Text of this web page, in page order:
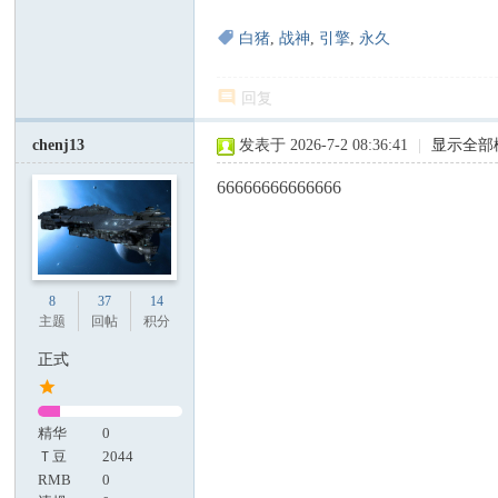
白猪,战神, 引擎, 永久
回复
chenj13
8
主题
37
回帖
14
积分
正式
精华
0
Ｔ豆
2044
RMB
0
发表于 2026-7-2 08:36:41 显示全部
66666666666666